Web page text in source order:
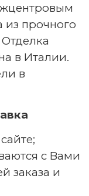
из прочного
в Италии.
в
с Вами
заказа и